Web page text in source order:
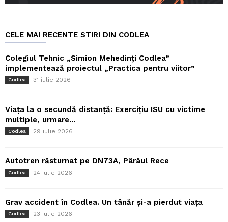
CELE MAI RECENTE STIRI DIN CODLEA
Colegiul Tehnic „Simion Mehedinți Codlea”
implementează proiectul „Practica pentru viitor”
Codlea 31 iulie 2026
Viața la o secundă distanță: Exercițiu ISU cu victime
multiple, urmare...
Codlea 29 iulie 2026
Autotren răsturnat pe DN73A, Pârâul Rece
Codlea 24 iulie 2026
Grav accident în Codlea. Un tânăr și-a pierdut viața
Codlea 23 iulie 2026